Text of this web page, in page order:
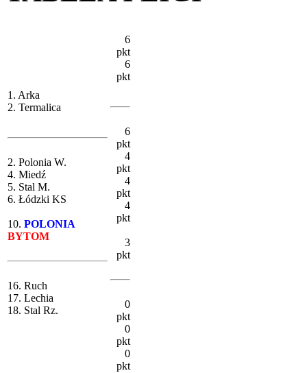
1. Arka
2. Termalica
2. Polonia W.
4. Miedź
5. Stal M.
6. Łódzki KS
10. POLONIA
BYTOM
16. Ruch
17. Lechia
18. Stal Rz.
6
pkt
6
pkt
6
pkt
4
pkt
4
pkt
4
pkt
3
pkt
0
pkt
0
pkt
0
pkt